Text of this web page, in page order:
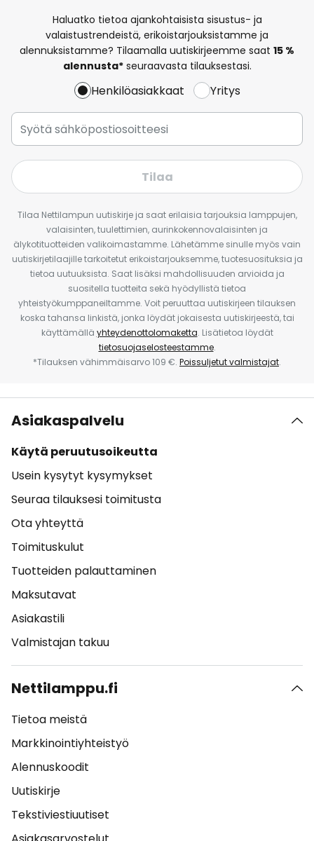
Haluatko tietoa ajankohtaisista sisustus- ja
valaistustrendeistä, erikoistarjouksistamme ja
alennuksistamme? Tilaamalla uutiskirjeemme saat 15 %
alennusta*seuraavasta tilauksestasi.
Henkilöasiakkaat Yritys
Tilaa
Tilaa Nettilampun uutiskirje ja saat erilaisia tarjouksia lamppujen,
valaisinten, tuulettimien, aurinkokennovalaisinten ja
älykotituotteiden valikoimastamme. Lähetämme sinulle myös vain
uutiskirjetilaajille tarkoitetut erikoistarjouksemme, tuotesuosituksia ja
tietoa uutuuksista. Saat lisäksi mahdollisuuden arvioida ja
suositella tuotteita sekä hyödyllistä tietoa
yhteistyökumppaneiltamme. Voit peruuttaa uutiskirjeen tilauksen
koska tahansa linkistä, jonka löydät jokaisesta uutiskirjeestä, tai
käyttämällä yhteydenottolomaketta. Lisätietoa löydät
tietosuojaselosteestamme.
*Tilauksen vähimmäisarvo 109 €. Poissuljetut valmistajat.
Asiakaspalvelu
Käytä peruutusoikeutta
Usein kysytyt kysymykset
Seuraa tilauksesi toimitusta
Ota yhteyttä
Toimituskulut
Tuotteiden palauttaminen
Maksutavat
Asiakastili
Valmistajan takuu
Nettilamppu.fi
Tietoa meistä
Markkinointiyhteistyö
Alennuskoodit
Uutiskirje
Tekstiviestiuutiset